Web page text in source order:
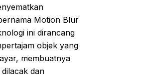
Motion Blur
ini dirancang
objek yang
membuatnya
dan